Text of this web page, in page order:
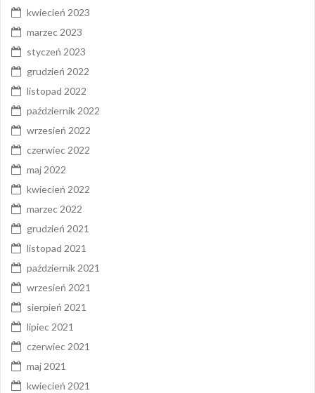
kwiecień 2023
marzec 2023
styczeń 2023
grudzień 2022
listopad 2022
październik 2022
wrzesień 2022
czerwiec 2022
maj 2022
kwiecień 2022
marzec 2022
grudzień 2021
listopad 2021
październik 2021
wrzesień 2021
sierpień 2021
lipiec 2021
czerwiec 2021
maj 2021
kwiecień 2021